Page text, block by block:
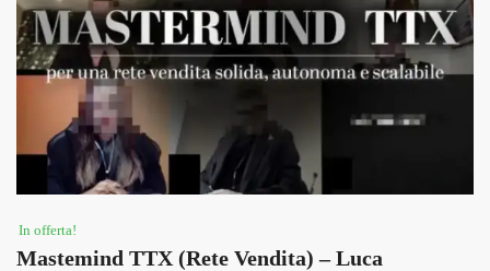
In offerta!
Mastemind TTX (Rete Vendita) – Luca